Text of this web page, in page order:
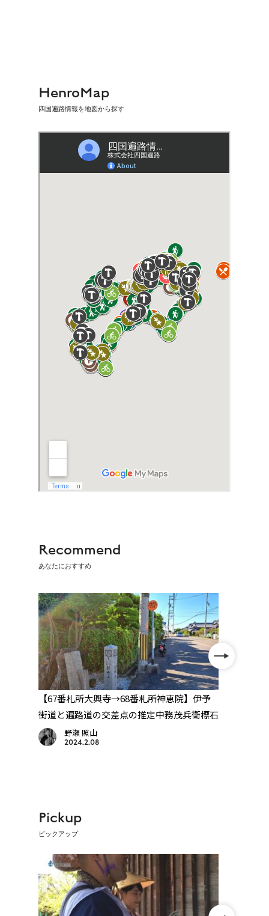
HenroMap
四国遍路情報を地図から探す
Recommend
あなたにおすすめ
【67番札所大興寺→68番札所神恵院】伊予
街道と遍路道の交差点の推定中務茂兵衛標石
野瀬 照山
2024.2.08
Pickup
ピックアップ